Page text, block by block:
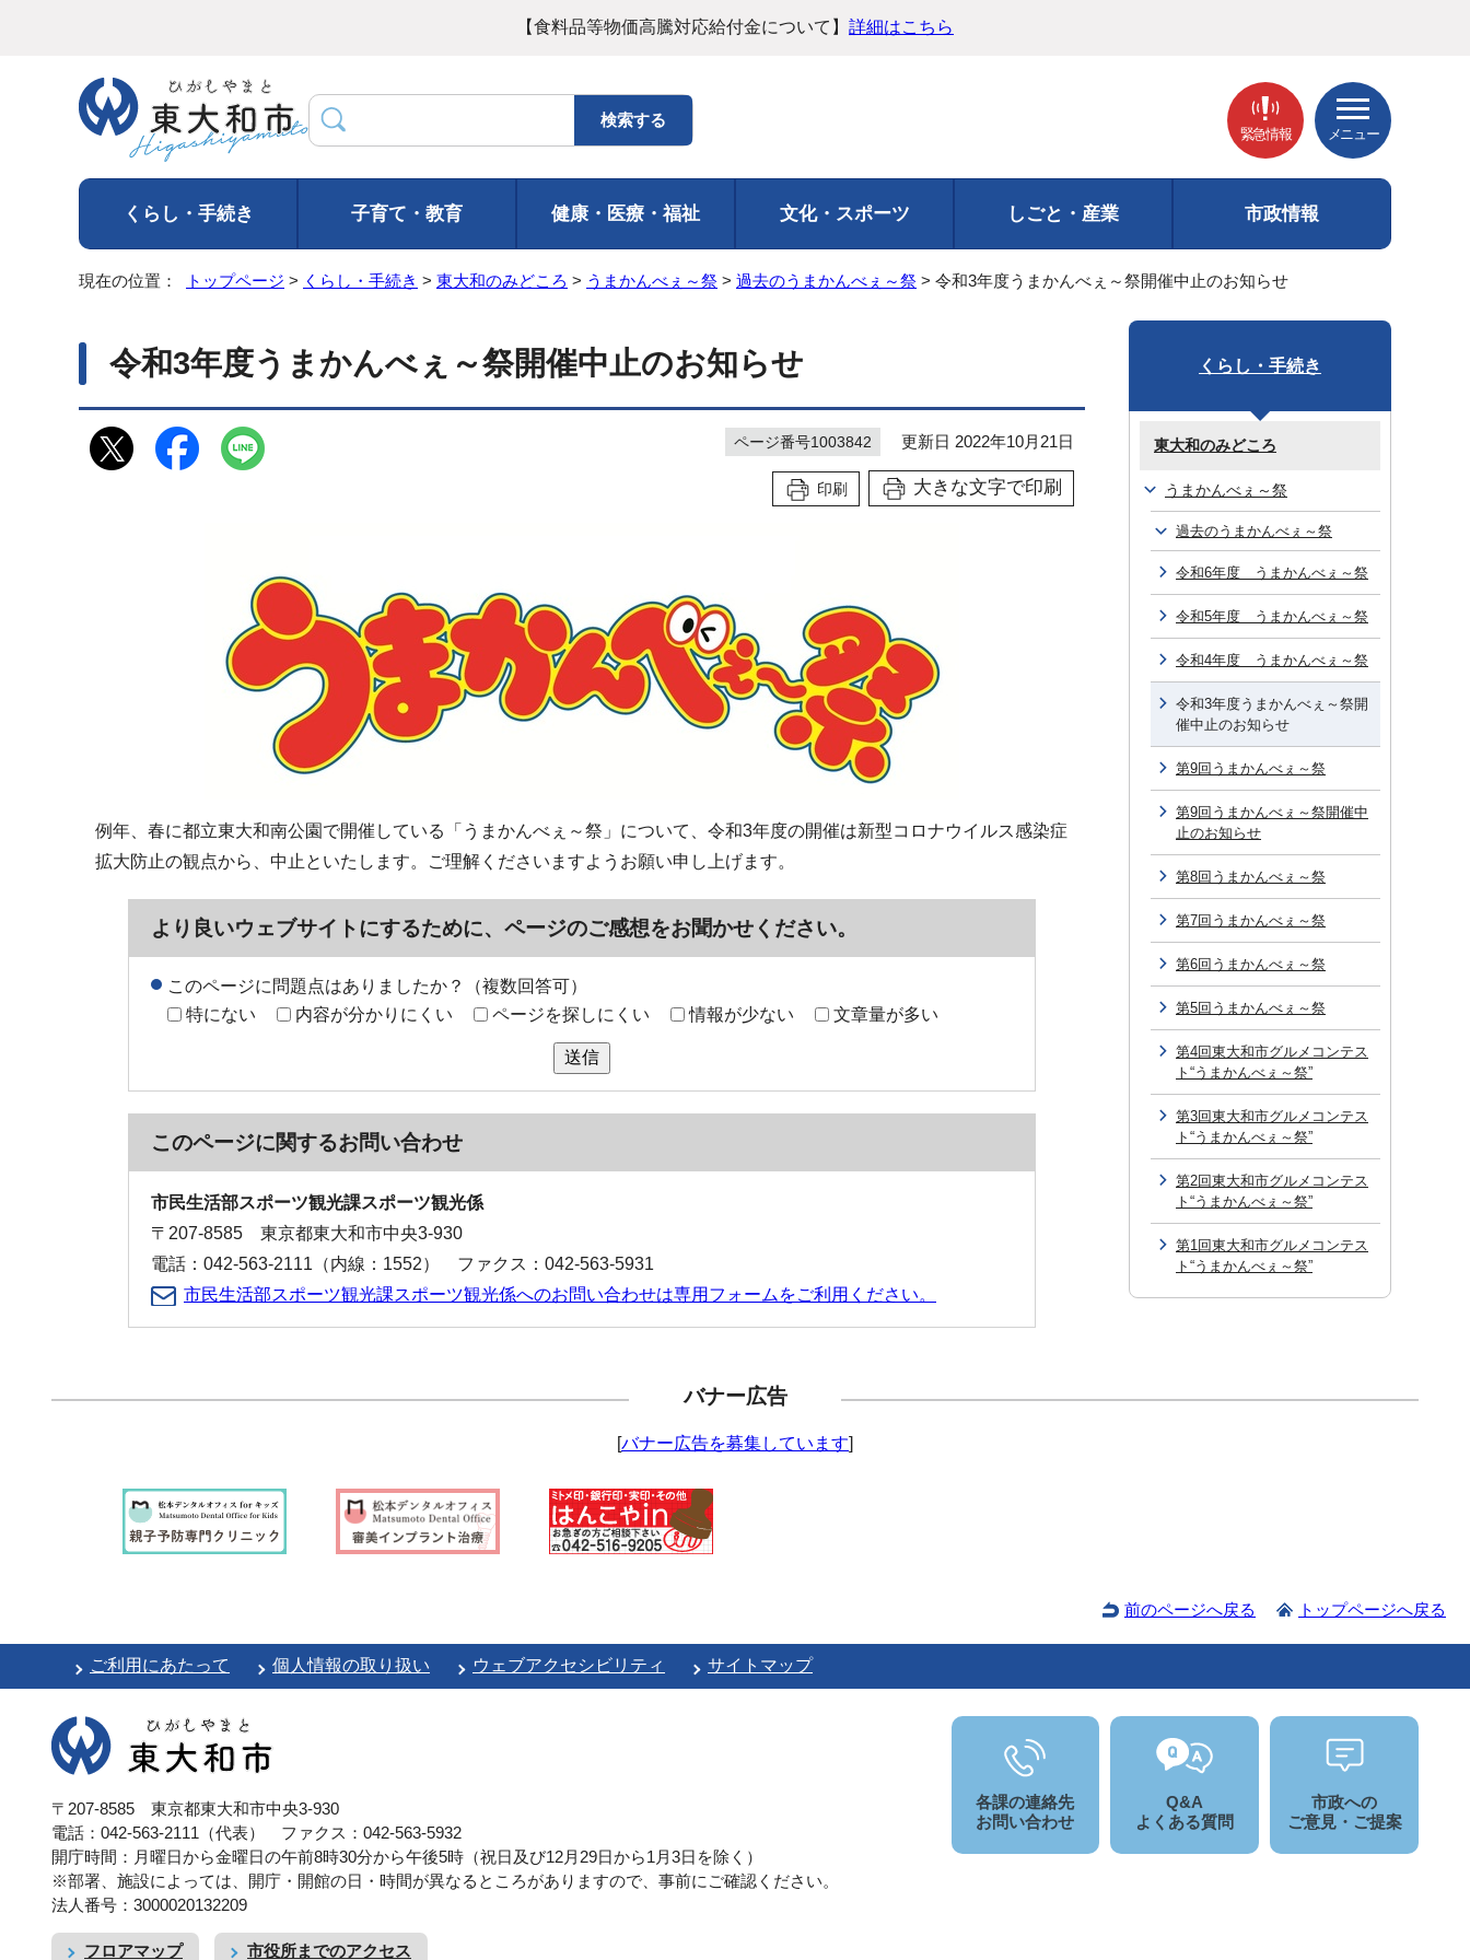
【食料品等物価高騰対応給付金について】 詳細はこちら
緊急情報 メニュー
くらし・手続き 子育て・教育 健康・医療・福祉 文化・スポーツ しごと・産業 市政情報
現在の位置： トップページ > くらし・手続き > 東大和のみどころ > うまかんべぇ～祭 > 過去のうまかんべぇ～祭 > 令和3年度うまかんべぇ～祭開催中止のお知らせ
令和3年度うまかんべぇ～祭開催中止のお知らせ
ページ番号1003842 更新日 2022年10月21日
印刷 大きな文字で印刷
例年、春に都立東大和南公園で開催している「うまかんべぇ～祭」について、令和3年度の開催は新型コロナウイルス感染症
拡大防止の観点から、中止といたします。ご理解くださいますようお願い申し上げます。
より良いウェブサイトにするために、ページのご感想をお聞かせください。
このページに問題点はありましたか？（複数回答可）
特にない
内容が分かりにくい ページを探しにくい 情報が少ない 文章量が多い
送信
このページに関するお問い合わせ
市民生活部スポーツ観光課スポーツ観光係
〒207-8585 東京都東大和市中央3-930
電話：042-563-2111（内線：1552） ファクス：042-563-5931
市民生活部スポーツ観光課スポーツ観光係へのお問い合わせは専用フォームをご利用ください。
くらし・手続き
東大和のみどころ
うまかんべぇ～祭
過去のうまかんべぇ～祭
令和6年度 うまかんべぇ～祭
令和5年度 うまかんべぇ～祭
令和4年度 うまかんべぇ～祭
令和3年度うまかんべぇ～祭開
催中止のお知らせ
第9回うまかんべぇ～祭
第9回うまかんべぇ～祭開催中
止のお知らせ
第8回うまかんべぇ～祭
第7回うまかんべぇ～祭
第6回うまかんべぇ～祭
第5回うまかんべぇ～祭
第4回東大和市グルメコンテス
ト“うまかんべぇ～祭”
第3回東大和市グルメコンテス
ト“うまかんべぇ～祭”
第2回東大和市グルメコンテス
ト“うまかんべぇ～祭”
第1回東大和市グルメコンテス
ト“うまかんべぇ～祭”
バナー広告
[バナー広告を募集しています]
前のページへ戻る トップページへ戻る
ご利用にあたって 個人情報の取り扱い ウェブアクセシビリティ サイトマップ
〒207-8585 東京都東大和市中央3-930
電話：042-563-2111（代表） ファクス：042-563-5932
開庁時間：月曜日から金曜日の午前8時30分から午後5時（祝日及び12月29日から1月3日を除く）
※部署、施設によっては、開庁・開館の日・時間が異なるところがありますので、事前にご確認ください。
法人番号：3000020132209
フロアマップ 市役所までのアクセス
各課の連絡先
お問い合わせ
Q&A
よくある質問
市政への
ご意見・ご提案